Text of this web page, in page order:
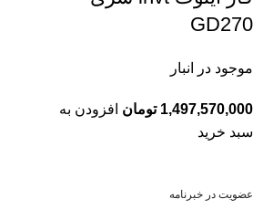
GD270
موجود در انبار
1,497,570,000 تومان افزودن به
سبد خرید
عضویت در خبرنامه